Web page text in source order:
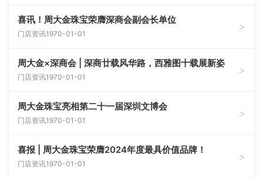
喜讯！周大金珠宝荣膺深商会副会长单位
门店资讯1970-01-01
>
周大金×深商会 | 深商廿载风华路，西雅图十载展新姿
门店资讯1970-01-01
>
周大金珠宝亮相第二十一届深圳文博会
门店资讯1970-01-01
>
喜报 | 周大金珠宝荣膺2024年度最具价值品牌！
门店资讯1970-01-01
>